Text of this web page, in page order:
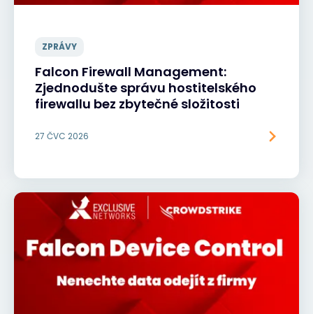
ZPRÁVY
Falcon Firewall Management:
Zjednodušte správu hostitelského
firewallu bez zbytečné složitosti
27 ČVC 2026